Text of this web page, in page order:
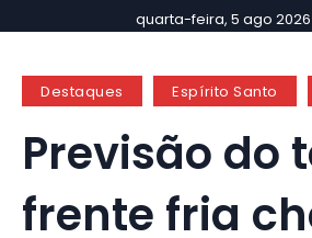
quarta-feira, 5 ago 2026
Destaques Espírito Santo
Previsão do
frente fria